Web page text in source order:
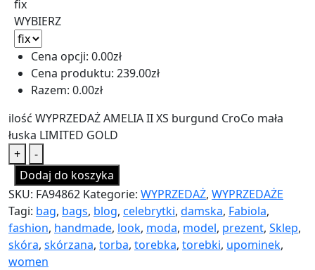
fix
WYBIERZ
Cena opcji: 0.00zł
Cena produktu: 239.00zł
Razem: 0.00zł
ilość WYPRZEDAŻ AMELIA II XS burgund CroCo mała
łuska LIMITED GOLD
+
-
Dodaj do koszyka
SKU: FA94862 Kategorie: WYPRZEDAŻ, WYPRZEDAŻE
Tagi: bag, bags, blog, celebrytki, damska, Fabiola,
fashion, handmade, look, moda, model, prezent, Sklep,
skóra, skórzana, torba, torebka, torebki, upominek,
women